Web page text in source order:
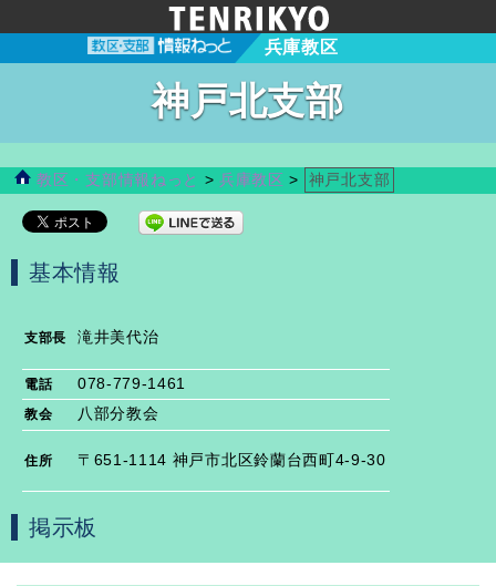
兵庫教区
神戸北支部
教区・支部情報ねっと > 兵庫教区 > 神戸北支部
基本情報
支部長 滝井美代治
電話 078-779-1461
教会 八部分教会
住所 〒651-1114 神戸市北区鈴蘭台西町4-9-30
掲示板